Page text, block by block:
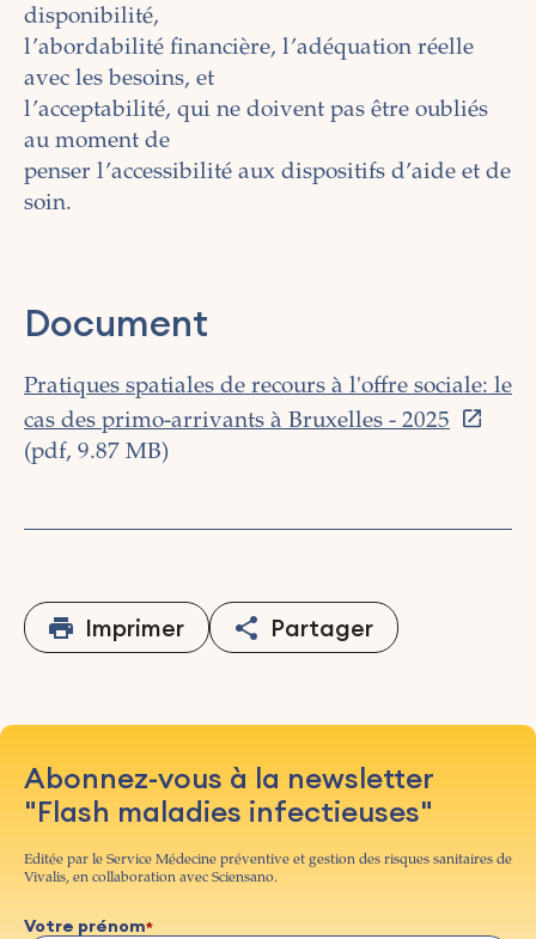
disponibilité,
l’abordabilité financière, l’adéquation réelle
avec les besoins, et
l’acceptabilité, qui ne doivent pas être oubliés
au moment de
penser l’accessibilité aux dispositifs d’aide et de
soin.
Document
Pratiques spatiales de recours à l'offre sociale: le
cas des primo-arrivants à Bruxelles - 2025
(pdf, 9.87 MB)
Imprimer Partager
Abonnez-vous à la newsletter
"Flash maladies infectieuses"
Editée par le Service Médecine préventive et gestion des risques sanitaires de
Vivalis, en collaboration avec Sciensano.
Votre prénom